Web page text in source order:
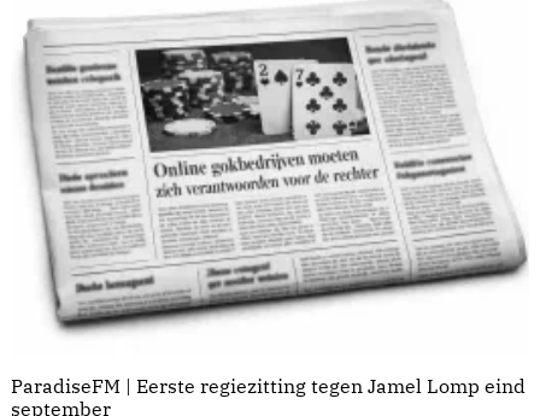
ParadiseFM | Eerste regiezitting tegen Jamel Lomp eind
september